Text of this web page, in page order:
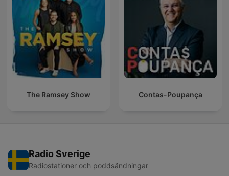
The Ramsey Show Contas-Poupança
Radio Sverige
Radiostationer och poddsändningar